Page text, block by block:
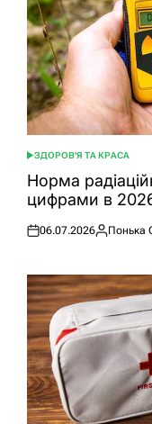
ОПУБЛІКУВАТИ
У
ЗДОРОВ'Я ТА КРАСА
Норма
цифрами в
Оприлюднено
06.07.2026 Понька